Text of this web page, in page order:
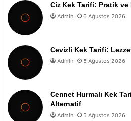
Ciz Kek Tarifi: Pratik ve
Admin 6 Ağustos 2026
Cevizli Kek Tarifi:
Admin 5 Ağustos 2026
Cennet Hurmalı Kek
Alternatif
Admin 5 Ağustos 2026